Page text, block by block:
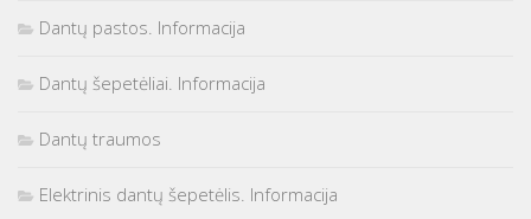
Dantų pastos. Informacija
Dantų šepetėliai. Informacija
Dantų traumos
Elektrinis dantų šepetėlis. Informacija